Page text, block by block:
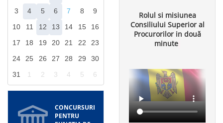
3
4 5 6 7 8
9
10
11 12 13 14 15
16
17
18 19 20 21 22
23
24
25 26 27 28 29
30
31
1 2 3 4 5 6
CONCURSURI
PENTRU
Rolul si misiunea
Consiliului Superior al
Procurorilor in două
minute